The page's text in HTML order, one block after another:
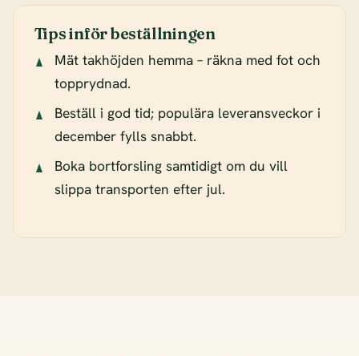
Tips inför beställningen
Mät takhöjden hemma – räkna med fot och
topprydnad.
Beställ i god tid; populära leveransveckor i
december fylls snabbt.
Boka bortforsling samtidigt om du vill
slippa transporten efter jul.